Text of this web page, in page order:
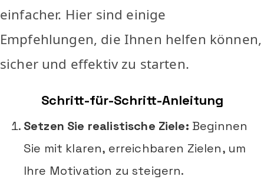
einfacher. Hier sind einige
Empfehlungen, die Ihnen helfen können,
sicher und effektiv zu starten.
Schritt-für-Schritt-Anleitung
Setzen Sie realistische Ziele: Beginnen
Sie mit klaren, erreichbaren Zielen, um
Ihre Motivation zu steigern.